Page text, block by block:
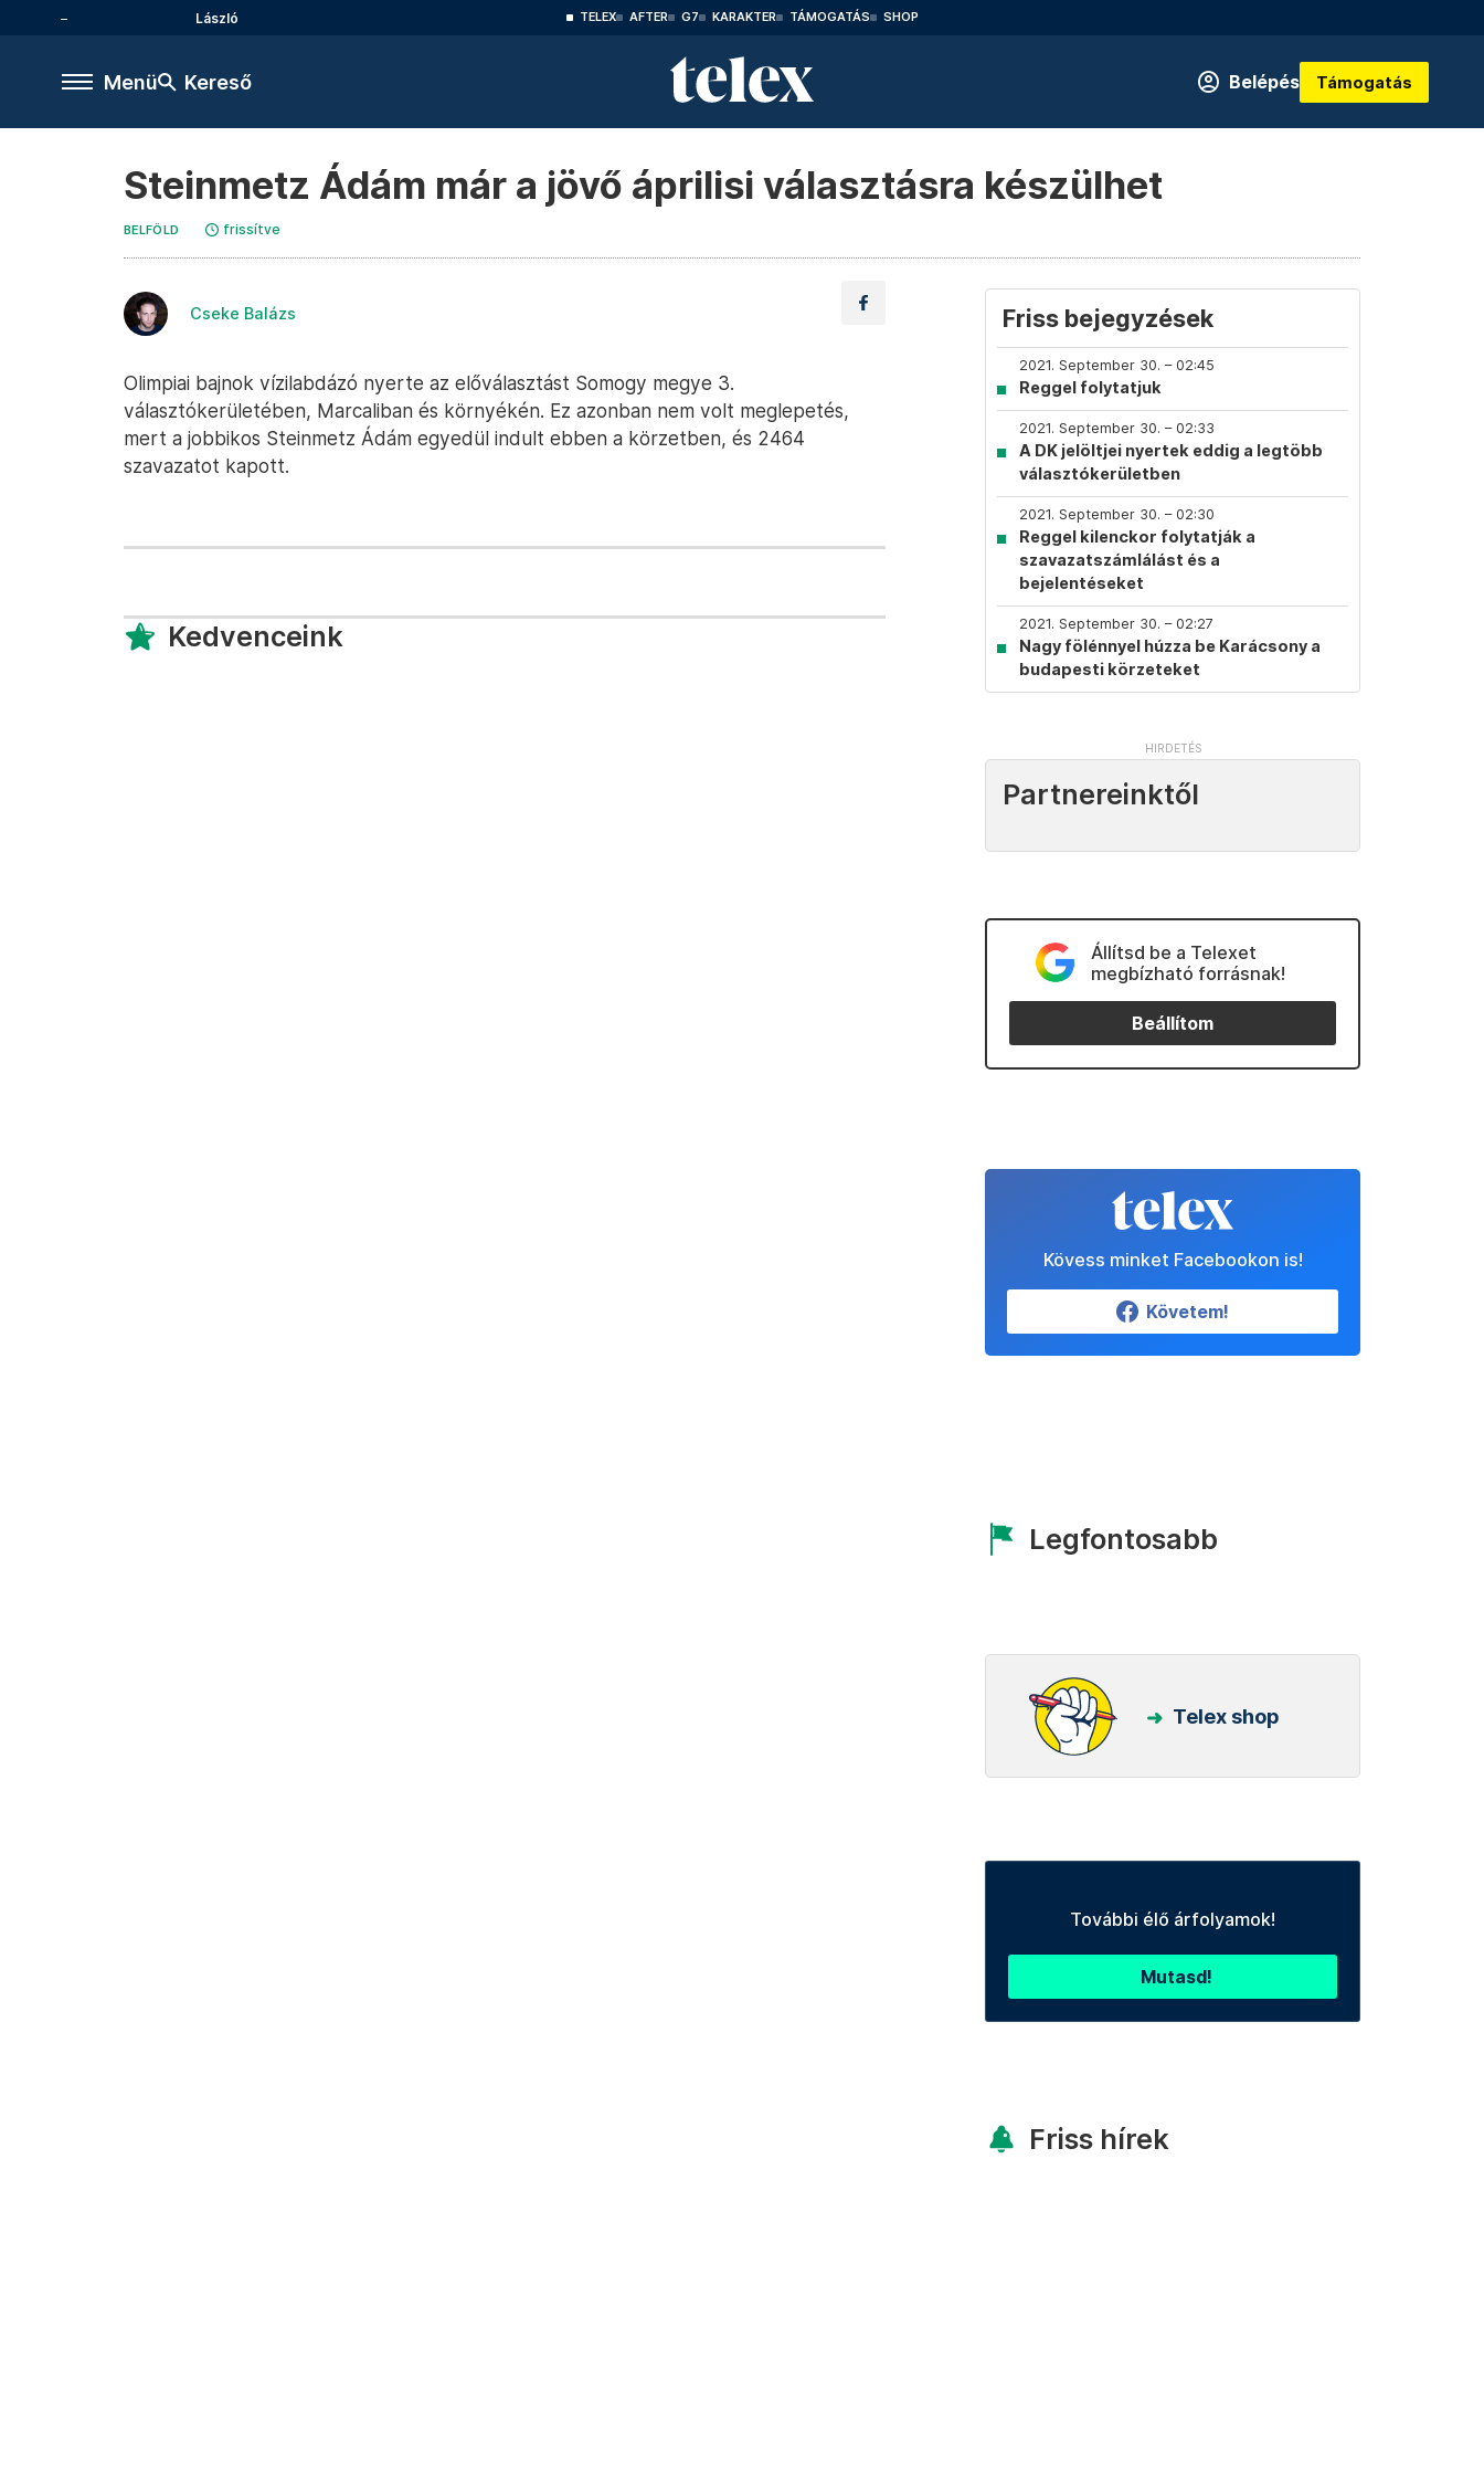
László TELEX AFTER G7 KARAKTER TÁMOGATÁS SHOP
Menü Kereső Belépés Támogatás
Steinmetz Ádám már a jövő áprilisi választásra készülhet
BELFÖLD frissítve
Cseke Balázs
Olimpiai bajnok vízilabdázó nyerte az előválasztást Somogy megye 3.
választókerületében, Marcaliban és környékén. Ez azonban nem volt meglepetés,
mert a jobbikos Steinmetz Ádám egyedül indult ebben a körzetben, és 2464
szavazatot kapott.
Kedvenceink
Friss bejegyzések
2021. September 30. – 02:45
Reggel folytatjuk
2021. September 30. – 02:33
A DK jelöltjei nyertek eddig a legtöbb
választókerületben
2021. September 30. – 02:30
Reggel kilenckor folytatják a
szavazatszámlálást és a
bejelentéseket
2021. September 30. – 02:27
Nagy fölénnyel húzza be Karácsony a
budapesti körzeteket
Partnereinktől
Állítsd be a Telexet
megbízható forrásnak!
Beállítom
Kövess minket Facebookon is!
Követem!
Legfontosabb
Telex shop
További élő árfolyamok!
Mutasd!
Friss hírek